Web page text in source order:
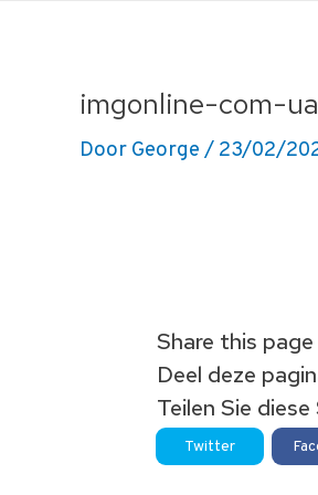
imgonline-com-
Door George / 23/02/
Share this page
Deel deze
Teilen Sie
Twitter